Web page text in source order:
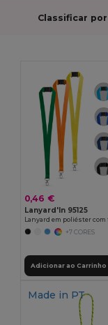
Classificar por
0,46 €
Lanyard'In 95125
+7 CORES
Adicionar ao Carrinho
Made in PT